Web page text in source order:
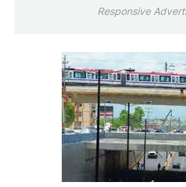
Responsive